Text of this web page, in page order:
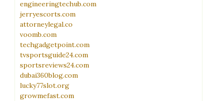
engineeringtechub.com
jerryescorts.com
attorneylegal.co
voomb.com
techgadgetpoint.com
tvsportsguide24.com
sportsreviews24.com
dubai360blog.com
lucky77slot.org
growmefast.com